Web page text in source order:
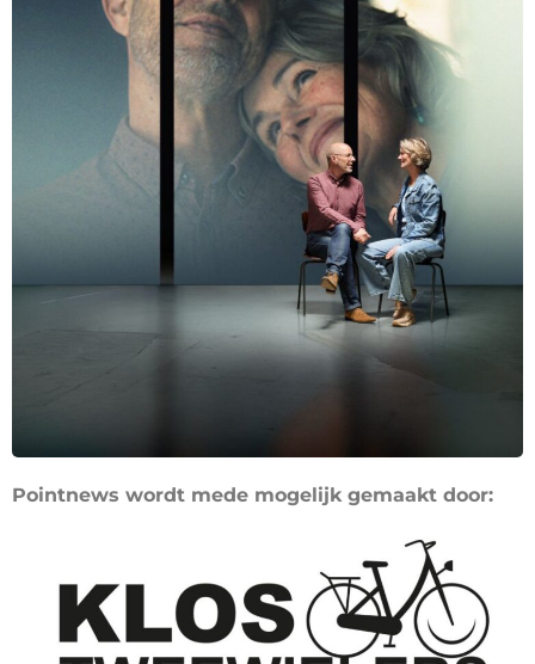
Pointnews wordt mede mogelijk gemaakt door: